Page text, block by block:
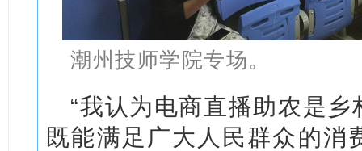
潮州技师学院专场。
“我认为电商直播助农是
既能满足广大人民群众的消